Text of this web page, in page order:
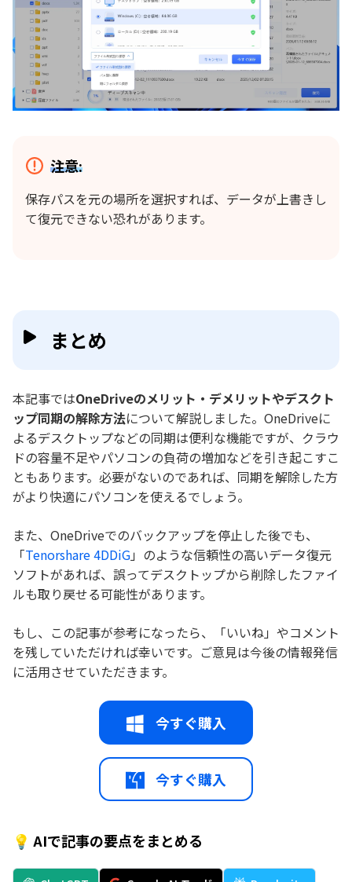
注意:
保存パスを元の場所を選択すれば、データが上書きし
て復元できない恐れがあります。
まとめ
本記事ではOneDriveのメリット・デメリットやデスクト
ップ同期の解除方法について解説しました。OneDriveに
よるデスクトップなどの同期は便利な機能ですが、クラウ
ドの容量不足やパソコンの負荷の増加などを引き起こすこ
ともあります。必要がないのであれば、同期を解除した方
がより快適にパソコンを使えるでしょう。
また、OneDriveでのバックアップを停止した後でも、
「Tenorshare 4DDiG」のような信頼性の高いデータ復元
ソフトがあれば、誤ってデスクトップから削除したファイ
ルも取り戻せる可能性があります。
もし、この記事が参考になったら、「いいね」やコメント
を残していただければ幸いです。ご意見は今後の情報発信
に活用させていただきます。
今すぐ購入
今すぐ購入
💡 AIで記事の要点をまとめる